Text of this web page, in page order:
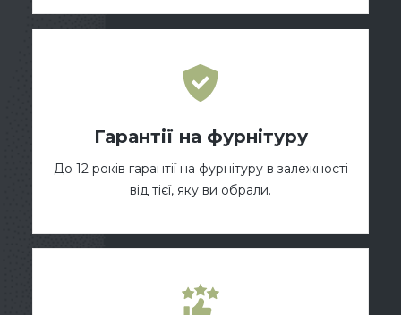
Гарантії на фурнітуру
До 12 років гарантії на фурнітуру в залежності
від тієї, яку ви обрали.